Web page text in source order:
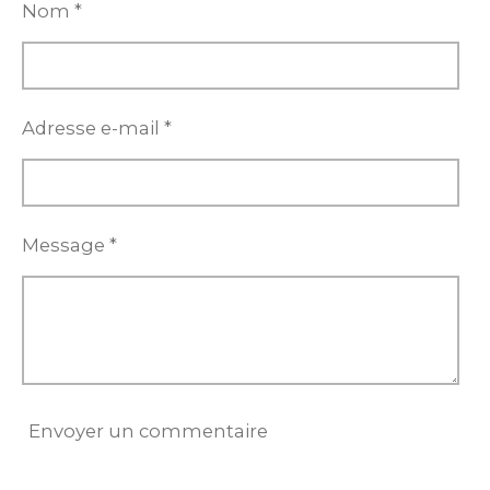
r
Nom *
Adresse e-mail *
Message *
Envoyer un commentaire